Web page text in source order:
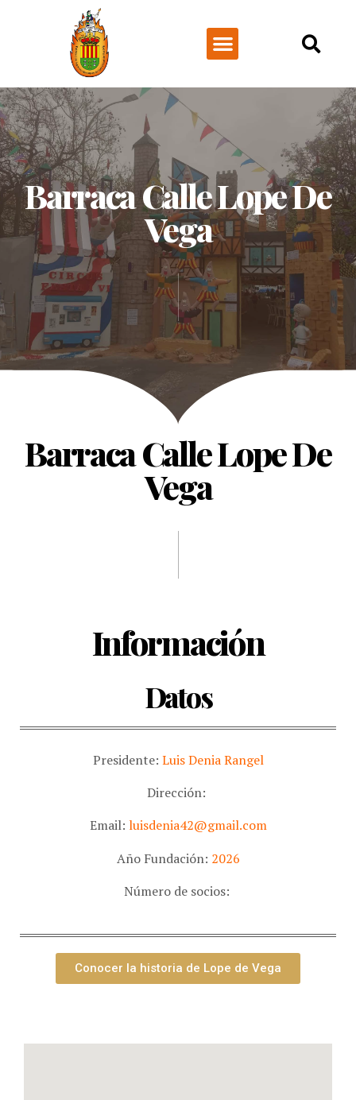
Barraca Calle Lope De
Vega
Barraca Calle Lope De
Vega
Información
Datos
Presidente: Luis Denia Rangel
Dirección:
Email: luisdenia42@gmail.com
Año Fundación: 2026
Número de socios:
Conocer la historia de Lope de Vega